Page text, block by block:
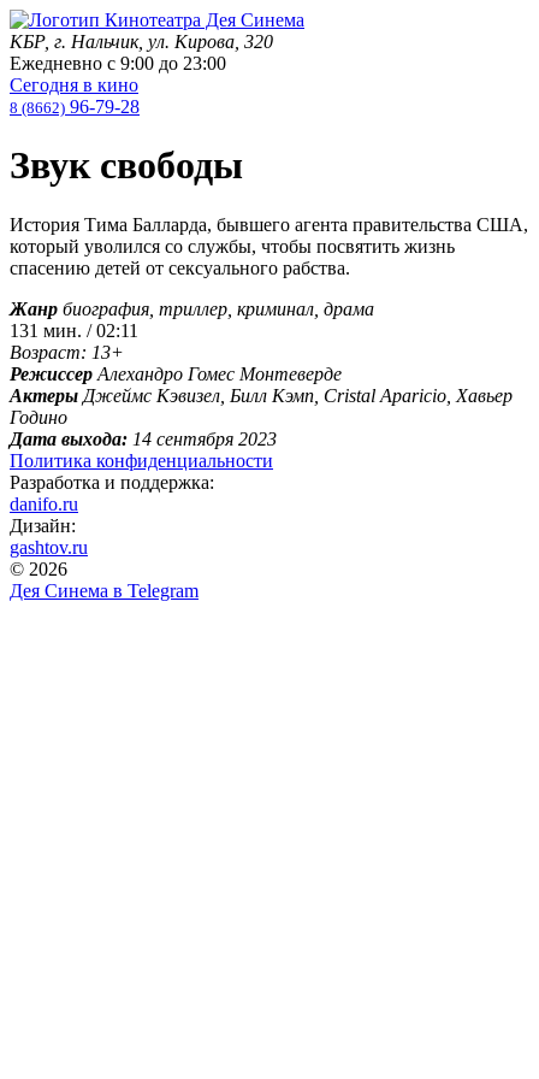
КБР, г. Нальчик, ул. Кирова, 320
Ежедневно с 9:00 до 23:00
Сегодня в кино
8 (8662) 96-79-28
Звук свободы
История Тима Балларда, бывшего агента правительства США,
который уволился со службы, чтобы посвятить жизнь
спасению детей от сексуального рабства.
Жанр биография, триллер, криминал, драма
131 мин. / 02:11
Возраст: 13+
Режиссер Алехандро Гомес Монтеверде
Актеры Джеймс Кэвизел, Билл Кэмп, Cristal Aparicio, Хавьер
Годино
Дата выхода: 14 сентября 2023
Политика конфиденциальности
Разработка и поддержка:
danifo.ru
Дизайн:
gashtov.ru
© 2026
Дея Синема в Telegram